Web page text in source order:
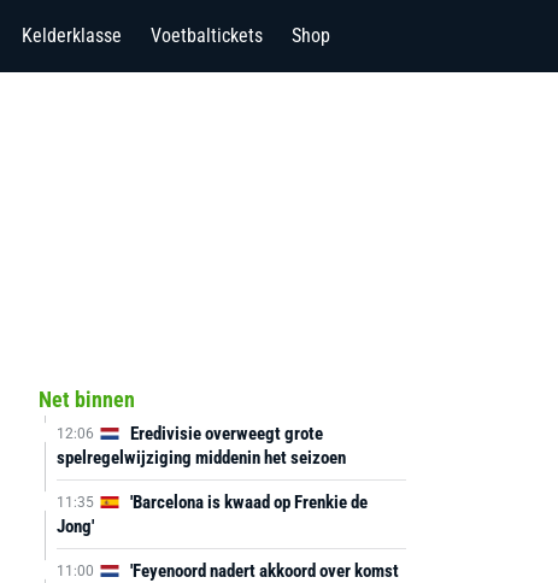
Kelderklasse Voetbaltickets Shop
Net binnen
12:06
Eredivisie overweegt grote
spelregelwijziging middenin het seizoen
11:35
'Barcelona is kwaad op Frenkie de
Jong'
11:00
'Feyenoord nadert akkoord over komst